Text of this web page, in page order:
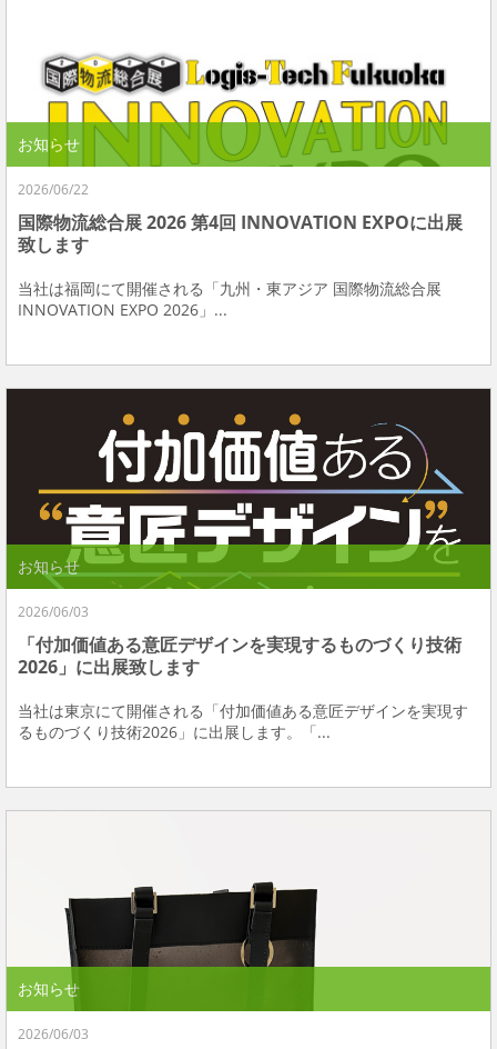
お知らせ
2026/06/22
国際物流総合展 2026 第4回 INNOVATION EXPOに出展
致します
当社は福岡にて開催される「九州・東アジア 国際物流総合展
INNOVATION EXPO 2026」...
お知らせ
2026/06/03
「付加価値ある意匠デザインを実現するものづくり技術
2026」に出展致します
当社は東京にて開催される「付加価値ある意匠デザインを実現す
るものづくり技術2026」に出展します。「...
お知らせ
2026/06/03